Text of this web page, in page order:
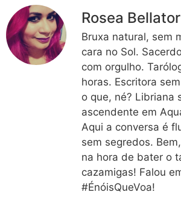
Rosea Bellator
Bruxa natural, sem
cara no Sol.
com orgulho.
horas. Escritora
o que, né? Libriana
ascendente em
Aqui a conversa é
sem segredos.
na hora de bater o
cazamigas! Falou
#ÉnóisQueVoa!